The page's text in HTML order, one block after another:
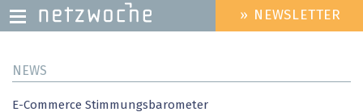
zum
HEADER
MENU
» NEWSLETTER
NEWS
E-Commerce Stimmungsbarometer